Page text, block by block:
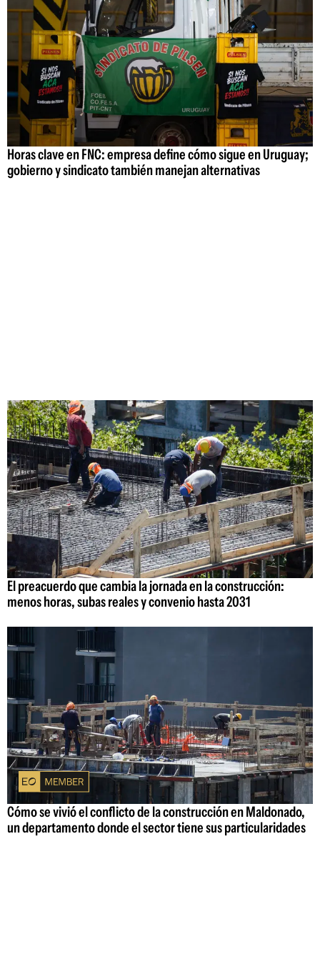
Horas clave en FNC: empresa define cómo sigue en Uruguay;
gobierno y sindicato también manejan alternativas
El preacuerdo que cambia la jornada en la construcción:
menos horas, subas reales y convenio hasta 2031
Cómo se vivió el conflicto de la construcción en Maldonado,
un departamento donde el sector tiene sus particularidades